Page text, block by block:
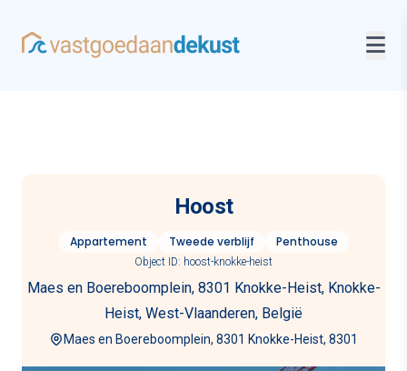
Hoost
Appartement Tweede verblijf Penthouse
Object ID: hoost-knokke-heist
Maes en Boereboomplein, 8301 Knokke-Heist, Knokke-
Heist, West-Vlaanderen, België
Maes en Boereboomplein, 8301 Knokke-Heist, 8301